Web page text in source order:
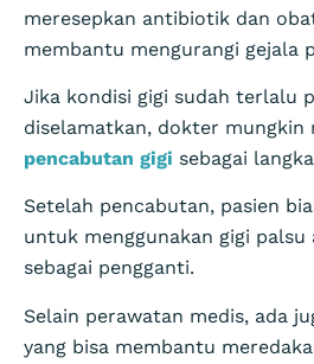
meresepkan antibiotik dan
membantu mengurangi gejala
Jika kondisi gigi sudah terlalu
diselamatkan, dokter mungkin
pencabutan gigi sebagai
Setelah pencabutan, pasien
untuk menggunakan gigi palsu
sebagai pengganti.
Selain perawatan medis, ada
yang bisa membantu